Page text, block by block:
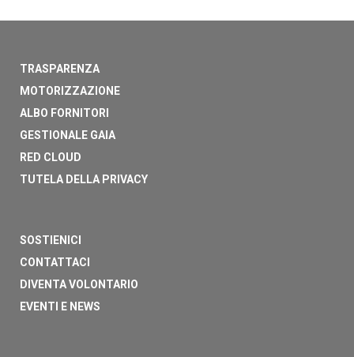
TRASPARENZA
MOTORIZZAZIONE
ALBO FORNITORI
GESTIONALE GAIA
RED CLOUD
TUTELA DELLA PRIVACY
SOSTIENICI
CONTATTACI
DIVENTA VOLONTARIO
EVENTI E NEWS